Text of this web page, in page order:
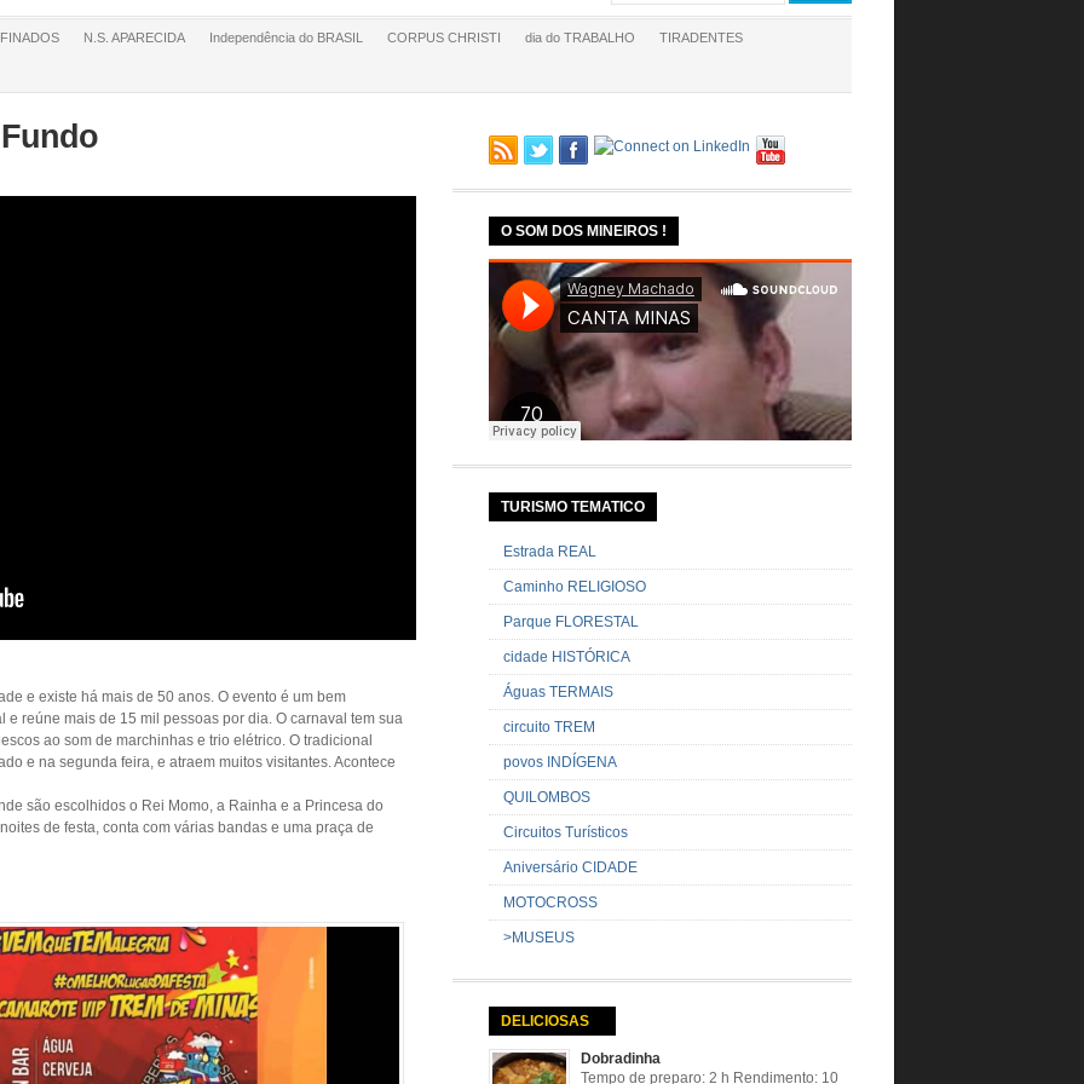
FINADOS N.S. APARECIDA Independência do BRASIL CORPUS CHRISTI dia do TRABALHO TIRADENTES
e existe há mais de 50 anos. O evento é um bem
reúne mais de 15 mil pessoas por dia. O carnaval tem sua
ao som de marchinhas e trio elétrico. O tradicional
e na segunda feira, e atraem muitos visitantes. Acontece
são escolhidos o Rei Momo, a Rainha e a Princesa do
de festa, conta com várias bandas e uma praça de
O SOM DOS MINEIROS !
TURISMO TEMATICO
Estrada REAL
Caminho RELIGIOSO
Parque FLORESTAL
cidade HISTÓRICA
Águas TERMAIS
circuito TREM
povos INDÍGENA
QUILOMBOS
Circuitos Turísticos
Aniversário CIDADE
MOTOCROSS
>MUSEUS
DELICIOSAS
Dobradinha
Tempo de preparo: 2 h Rendimento: 10